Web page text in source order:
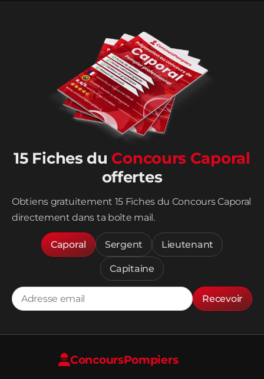
15 Fiches du Concours Caporal
offertes
Obtiens gratuitement 15 Fiches du Concours Caporal
directement dans ta boîte mail.
Caporal Sergent Lieutenant
Capitaine
Recevoir
ConcoursPompiers